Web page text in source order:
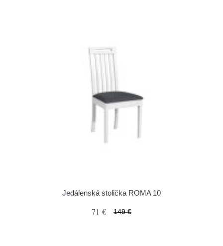
Jedálenská stolička ROMA 10
71 € 149 €